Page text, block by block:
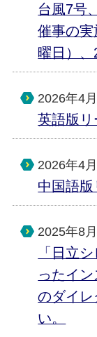
台風7号
催事の
曜日）、
2026年4
英語版リ
2026年4
中国語版
2025年8
「日立
ったイ
のダイレ
い。